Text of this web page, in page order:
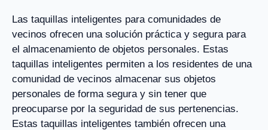
Las taquillas inteligentes para comunidades de
vecinos ofrecen una solución práctica y segura para
el almacenamiento de objetos personales. Estas
taquillas inteligentes permiten a los residentes de una
comunidad de vecinos almacenar sus objetos
personales de forma segura y sin tener que
preocuparse por la seguridad de sus pertenencias.
Estas taquillas inteligentes también ofrecen una